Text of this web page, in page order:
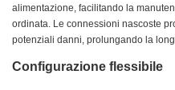
alimentazione, facilitando la
ordinata. Le connessioni nascoste
potenziali danni, prolungando la
Configurazione flessibile